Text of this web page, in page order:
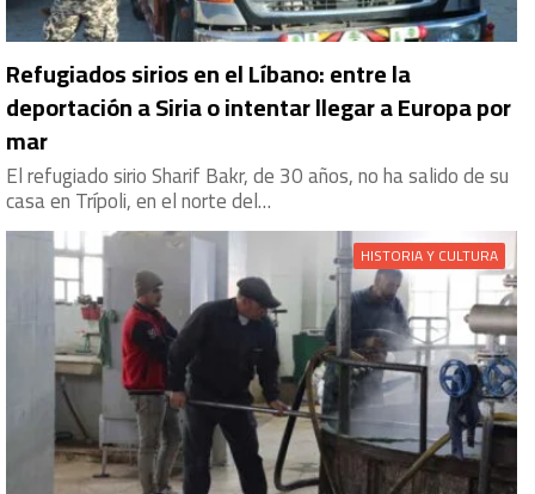
Refugiados sirios en el Líbano: entre la
deportación a Siria o intentar llegar a Europa por
mar
El refugiado sirio Sharif Bakr, de 30 años, no ha salido de su
casa en Trípoli, en el norte del…
HISTORIA Y CULTURA